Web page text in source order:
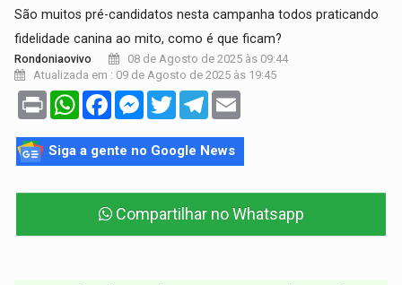
São muitos pré-candidatos nesta campanha todos praticando
fidelidade canina ao mito, como é que ficam?
Rondoniaovivo
08 de Agosto de 2025 às 09:44
Atualizada em : 09 de Agosto de 2025 às 19:45
Print WhatsAppFacebookMessenger
TwitterTelegram
Siga a gente no Google News
Compartilhar no Whatsapp